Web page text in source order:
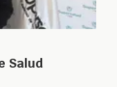
Salud